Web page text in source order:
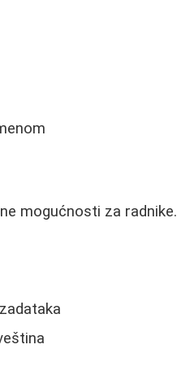
mogućnosti za radnike.